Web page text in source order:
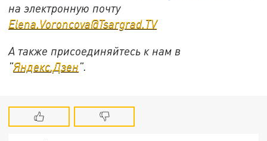
на электронную почту
Elena.Voroncova@Tsargrad.TV
А также присоединяйтесь к нам в
"Яндекс.Дзен".